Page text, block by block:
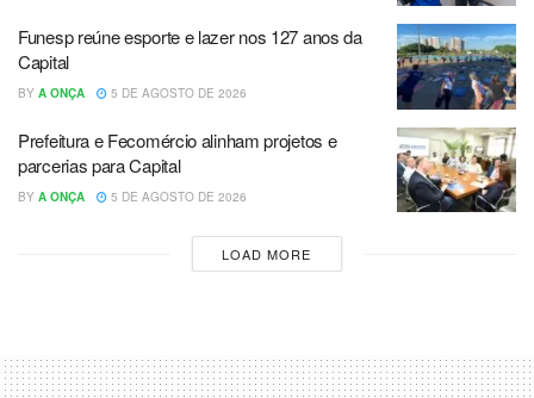
Funesp reúne esporte e lazer nos 127 anos da
Capital
BY A ONÇA 5 DE AGOSTO DE 2026
Prefeitura e Fecomércio alinham projetos e
parcerias para Capital
BY A ONÇA 5 DE AGOSTO DE 2026
LOAD MORE